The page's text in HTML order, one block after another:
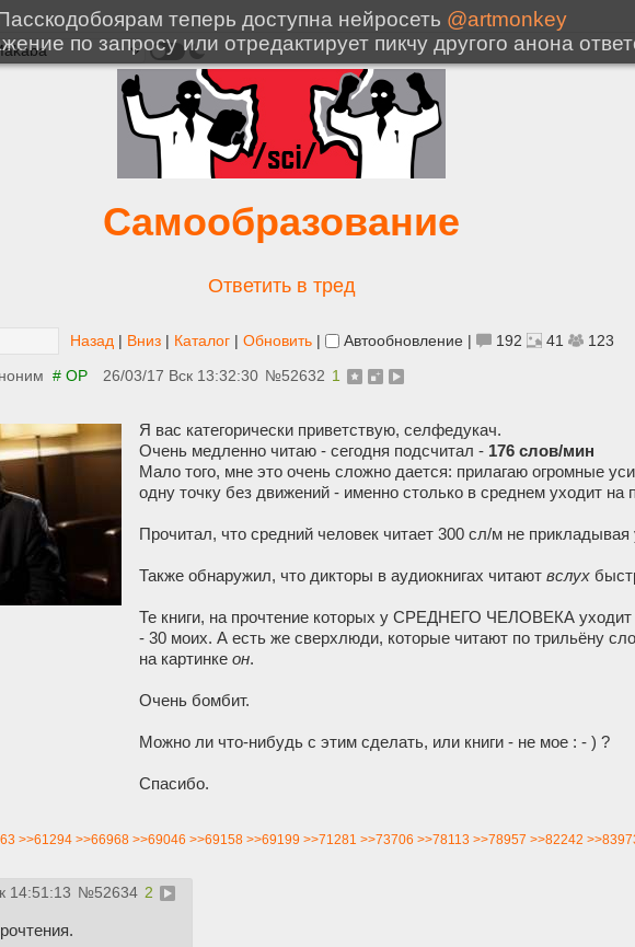
Самообразование
Ответить в тред
Назад | Вниз | Каталог | Обновить | Автообновление | 192 41 123
# OP 26/03/17 Вск 13:32:30 №52632 1
Я вас категорически приветствую, селфедукач.
Очень медленно читаю - сегодня подсчитал - 176 слов/мин
Мало того, мне это очень сложно дается: прилагаю огромные
одну точку без движений - именно столько в среднем уходит на
Прочитал, что средний человек читает 300 сл/м не прикладывая
Также обнаружил, что дикторы в аудиокнигах читают вслух
Те книги, на прочтение которых у СРЕДНЕГО ЧЕЛОВЕКА уходит
- 30 моих. А есть же сверхлюди, которые читают по трильёну
на картинке он.
Очень бомбит.
Можно ли что-нибудь с этим сделать, или книги - не мое : - ) ?
Спасибо.
>>61294 >>66968 >>69046 >>69158 >>69199 >>71281 >>73706 >>78113 >>78957 >>82242
14:51:13 №52634 2